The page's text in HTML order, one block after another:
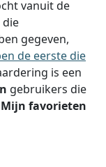
vanuit de
die
gegeven,
de eerste die
is een
gebruikers die
Mijn favorieten